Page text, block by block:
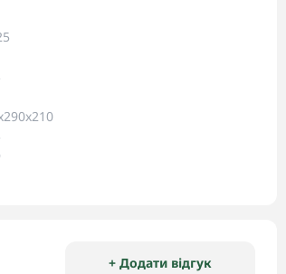
+ Додати відгук